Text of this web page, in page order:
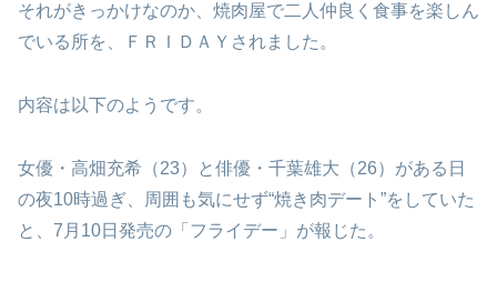
それがきっかけなのか、焼肉屋で二人仲良く食事を楽しん
でいる所を、ＦＲＩＤＡＹされました。
内容は以下のようです。
女優・高畑充希（23）と俳優・千葉雄大（26）がある日
の夜10時過ぎ、周囲も気にせず“焼き肉デート”をしていた
と、7月10日発売の「フライデー」が報じた。